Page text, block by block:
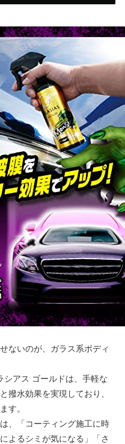
ないのが、ガラス系ボディ
アス ゴールドは、手軽な
撥水効果を実現しており、
す。
、「コーティング施工に時
よるシミが気になる」「さ